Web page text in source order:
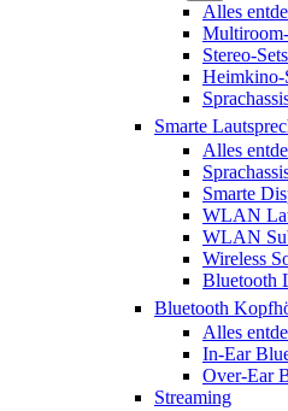
Alles
Stereo-Sets
Heimkino-
Smarte
Alles
Smarte
WLAN
WLAN
Wireless
Bluetooth
Bluetooth
Alles
In-Ear
Over-Ear
Streaming